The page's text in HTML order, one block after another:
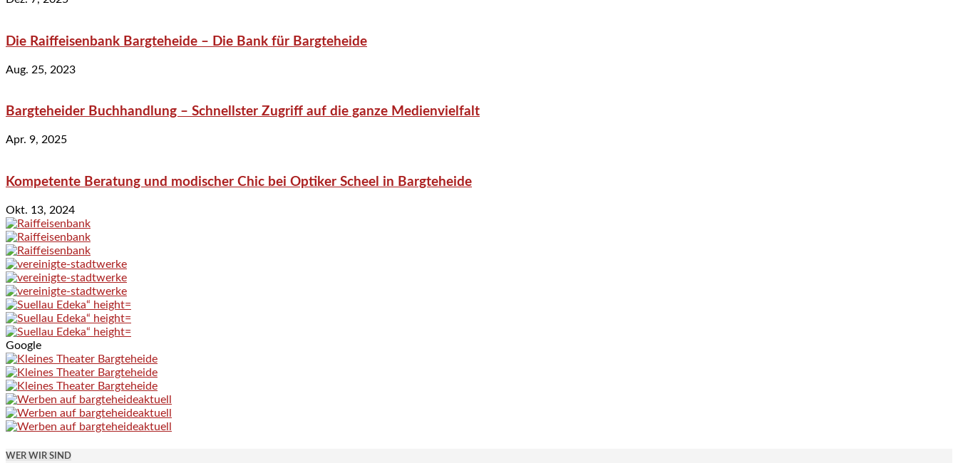
Die Raiffeisenbank Bargteheide – Die Bank für Bargteheide
Aug. 25, 2023
Bargteheider Buchhandlung – Schnellster Zugriff auf die ganze Medienvielfalt
Apr. 9, 2025
Kompetente Beratung und modischer Chic bei Optiker Scheel in Bargteheide
Okt. 13, 2024
Google
WER WIR SIND